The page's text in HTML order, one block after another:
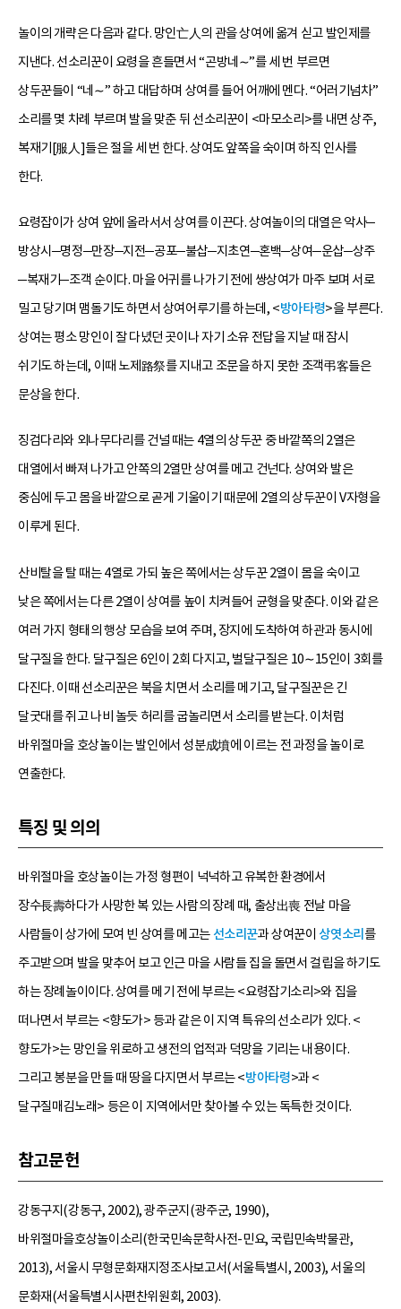
놀이의 개략은 다음과 같다. 망인亡人의 관을 상여에 옮겨 싣고 발인제를
지낸다. 선소리꾼이 요령을 흔들면서 “곤방네∼”를 세 번 부르면
상두꾼들이 “네∼” 하고 대답하며 상여를 들어 어깨에 멘다. “어러기넘차”
소리를 몇 차례 부르며 발을 맞춘 뒤 선소리꾼이 <마모소리>를 내면 상주,
복재기[服人]들은 절을 세 번 한다. 상여도 앞쪽을 숙이며 하직 인사를
한다.
요령잡이가 상여 앞에 올라서서 상여를 이끈다. 상여놀이의 대열은 악사─
방상시─명정─만장─지전─공포─불삽─지초연─혼백─상여─운삽─상주
─복재기─조객 순이다. 마을 어귀를 나가기 전에 쌍상여가 마주 보며 서로
밀고 당기며 맴돌기도 하면서 상여어루기를 하는데, <방아타령>을 부른다.
상여는 평소 망인이 잘 다녔던 곳이나 자기 소유 전답을 지날 때 잠시
쉬기도 하는데, 이때 노제路祭를 지내고 조문을 하지 못한 조객弔客들은
문상을 한다.
징검다리와 외나무다리를 건널 때는 4열의 상두꾼 중 바깥쪽의 2열은
대열에서 빠져 나가고 안쪽의 2열만 상여를 메고 건넌다. 상여와 발은
중심에 두고 몸을 바깥으로 곧게 기울이기 때문에 2열의 상두꾼이 V자형을
이루게 된다.
산비탈을 탈 때는 4열로 가되 높은 쪽에서는 상두꾼 2열이 몸을 숙이고
낮은 쪽에서는 다른 2열이 상여를 높이 치켜들어 균형을 맞춘다. 이와 같은
여러 가지 형태의 행상 모습을 보여 주며, 장지에 도착하여 하관과 동시에
달구질을 한다. 달구질은 6인이 2회 다지고, 벌달구질은 10∼15인이 3회를
다진다. 이때 선소리꾼은 북을 치면서 소리를 메기고, 달구질꾼은 긴
달굿대를 쥐고 나비 놀듯 허리를 굽놀리면서 소리를 받는다. 이처럼
바위절마을 호상놀이는 발인에서 성분成墳에 이르는 전 과정을 놀이로
연출한다.
특징 및 의의
바위절마을 호상놀이는 가정 형편이 넉넉하고 유복한 환경에서
장수長壽하다가 사망한 복 있는 사람의 장례 때, 출상出喪 전날 마을
사람들이 상가에 모여 빈 상여를 메고는선소리꾼과 상여꾼이 상엿소리 를
주고받으며 발을 맞추어 보고 인근 마을 사람들 집을 돌면서 걸립을 하기도
하는 장례놀이이다. 상여를 메기 전에 부르는 <요령잡기소리>와 집을
떠나면서 부르는 <향도가> 등과 같은 이 지역 특유의 선소리가 있다. <
향도가>는 망인을 위로하고 생전의 업적과 덕망을 기리는 내용이다.
그리고 봉분을 만들 때 땅을 다지면서 부르는 <방아타령>과 <
달구질매김노래> 등은 이 지역에서만 찾아볼 수 있는 독특한 것이다.
참고문헌
강동구지(강동구, 2002), 광주군지(광주군, 1990),
바위절마을호상놀이소리(한국민속문학사전-민요, 국립민속박물관,
2013), 서울시 무형문화재지정조사보고서(서울특별시, 2003), 서울의
문화재(서울특별시사편찬위원회, 2003).